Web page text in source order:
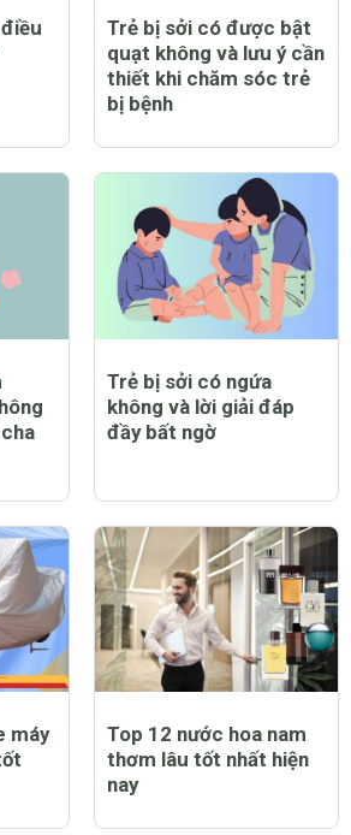
Trẻ bị sởi có được bật
quạt không và lưu ý cần
thiết khi chăm sóc trẻ
bị bệnh
Trẻ bị sởi có ngứa
không và lời giải đáp
đầy bất ngờ
máy
Top 12 nước hoa nam
thơm lâu tốt nhất hiện
nay